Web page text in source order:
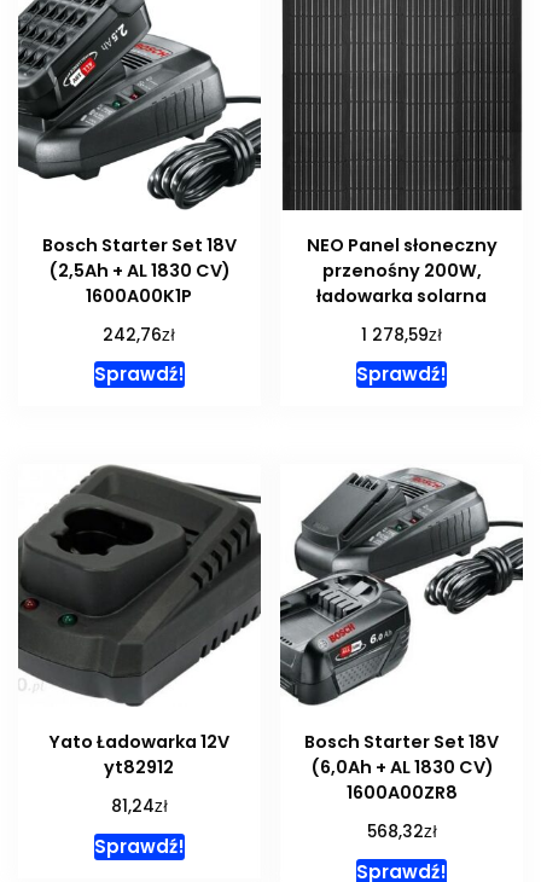
Bosch Starter Set 18V
(2,5Ah + AL 1830 CV)
1600A00K1P
242,76zł
Sprawdź!
NEO Panel słoneczny
przenośny 200W,
ładowarka solarna
1 278,59zł
Sprawdź!
Yato Ładowarka 12V
yt82912
81,24zł
Sprawdź!
Bosch Starter Set 18V
(6,0Ah + AL 1830 CV)
1600A00ZR8
568,32zł
Sprawdź!